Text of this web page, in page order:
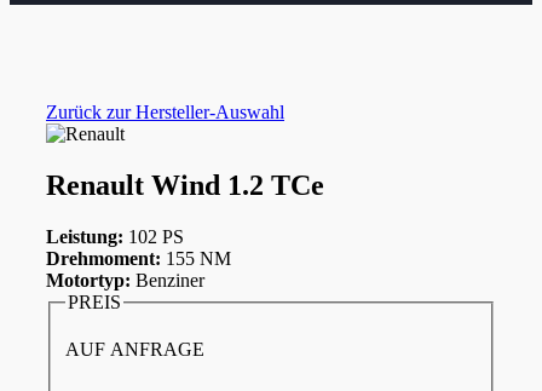
Zurück zur Hersteller-Auswahl
Renault Wind 1.2 TCe
Leistung: 102 PS
Drehmoment: 155 NM
Motortyp: Benziner
PREIS
AUF ANFRAGE